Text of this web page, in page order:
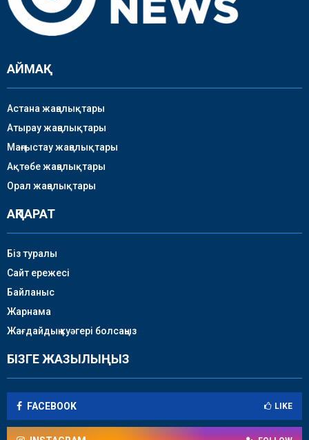
АЙМАҚ
Астана жаңалықтары
Атырау жаңалықтары
Маңғыстау жаңалықтары
Ақтөбе жаңалықтары
Орал жаңалықтары
АҚПАРАТ
Біз туралы
Сайт ережесі
Байланыс
Жарнама
Жағдайдың куәгері болсаңыз
БІЗГЕ ЖАЗЫЛЫҢЫЗ
FACEBOOK LIKE